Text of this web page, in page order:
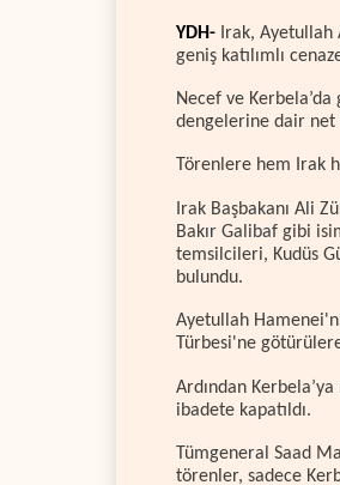
YDH- Irak,
geniş katılımlı
Necef ve
dengelerine dair net
Törenlere hem Irak
Irak Başbakanı Ali
Bakır Galibaf gibi
temsilcileri, Kudüs
bulundu.
Ayetullah
Türbesi'ne
Ardından
ibadete kapatıldı.
Tümgeneral Saad
törenler, sadece